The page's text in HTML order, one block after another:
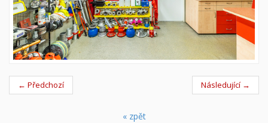
← Předchozí Následující →
« zpět